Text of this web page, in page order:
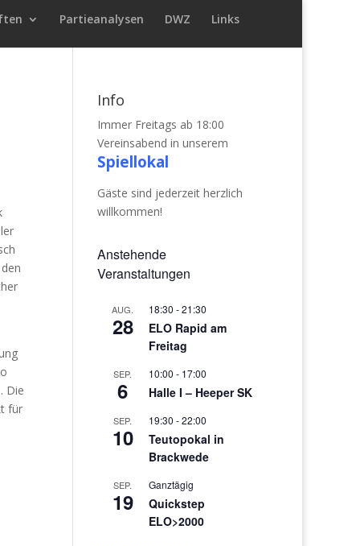
Partieanalysen DWZ Links
Die
für
Info
Immer Freitags ab 18:00
Vereinsabend in unserem
Spiellokal
Gäste sind jederzeit herzlich
willkommen!
Anstehende
Veranstaltungen
AUG.
28
18:30 -21:30
ELO Rapid am
Freitag
SEP.
6
10:00 - 17:00
Halle I – Heeper SK
SEP.
10
19:30 -22:00
Teutopokal in
Brackwede
SEP.
19
Ganztägig
Quickstep
ELO>2000